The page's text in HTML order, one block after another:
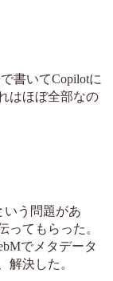
書いてCopilotに
はほぼ全部なの
いう問題があ
ってもらった。
でメタデータ
解決した。